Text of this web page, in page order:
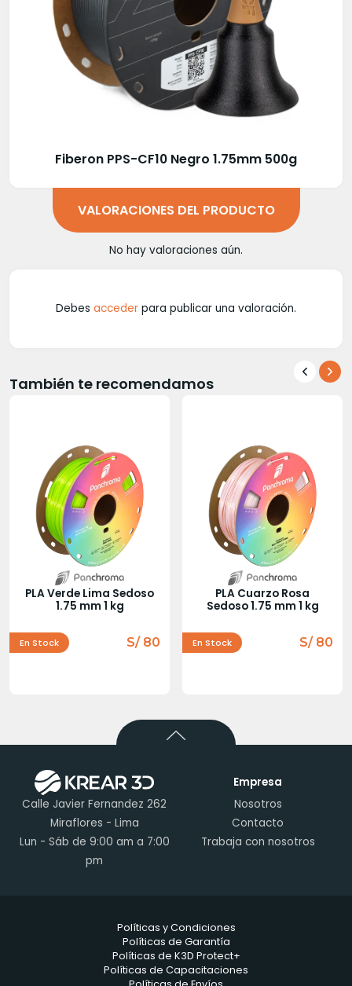
Fiberon PPS-CF10 Negro 1.75mm 500g
VALORACIONES DEL PRODUCTO
No hay valoraciones aún.
Debes acceder para publicar una valoración.
También te recomendamos
PLA Verde Lima Sedoso
1.75 mm 1 kg
En Stock S/ 80
PLA Cuarzo Rosa
Sedoso 1.75 mm 1 kg
En Stock S/ 80
Calle Javier Fernandez 262
Miraflores - Lima
Lun - Sáb de 9:00 am a 7:00
pm
Empresa
Nosotros
Contacto
Trabaja con nosotros
Políticas y Condiciones
Políticas de Garantía
Políticas de K3D Protect+
Políticas de Capacitaciones